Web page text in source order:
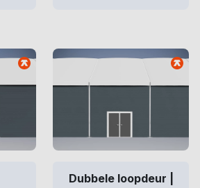
Dubbele loopdeur |